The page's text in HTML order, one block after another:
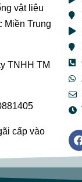
vật liệu
Miền Trung
TNHH TM
cấp vào